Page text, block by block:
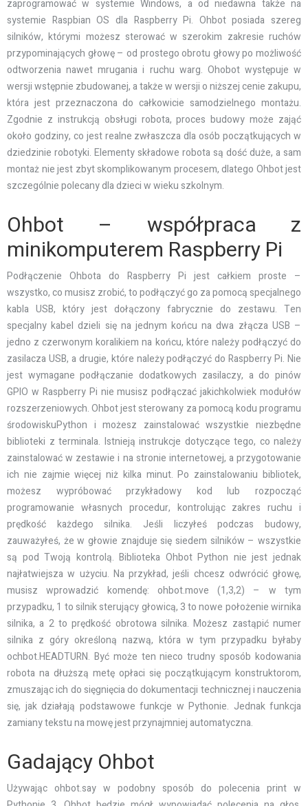
zaprogramować w systemie Windows, a od niedawna także na
systemie Raspbian OS dla Raspberry Pi. Ohbot posiada szereg
silników, którymi możesz sterować w szerokim zakresie ruchów
przypominających głowę – od prostego obrotu głowy po możliwość
odtworzenia nawet mrugania i ruchu warg. Ohobot występuje w
wersji wstępnie zbudowanej, a także w wersji o niższej cenie zakupu,
która jest przeznaczona do całkowicie samodzielnego montażu.
Zgodnie z instrukcją obsługi robota, proces​ ​budowy może zająć
około godziny, co jest realne zwłaszcza dla osób początkujących w
dziedzinie robotyki. Elementy składowe robota są dość duże, a sam
montaż nie jest zbyt skomplikowanym procesem, dlatego Ohbot jest
szczególnie polecany dla dzieci w wieku szkolnym.
Ohbot – współpraca z
minikomputerem Raspberry Pi
Podłączenie Ohbota do Raspberry Pi jest całkiem proste –
wszystko, co musisz zrobić, to podłączyć go za pomocą specjalnego
kabla USB, który jest dołączony fabrycznie do zestawu. Ten
specjalny kabel dzieli się na jednym końcu na dwa złącza USB –
jedno z czerwonym koralikiem na końcu, które należy podłączyć do
zasilacza USB, a drugie, które należy podłączyć do Raspberry Pi. Nie
jest wymagane podłączanie dodatkowych zasilaczy, a do pinów
GPIO w Raspberry Pi nie musisz podłączać jakichkolwiek modułów
rozszerzeniowych. Ohbot jest sterowany za pomocą kodu programu
środowiskuPython i możesz zainstalować wszystkie niezbędne
biblioteki z terminala. Istnieją instrukcje dotyczące tego, co należy
zainstalować w zestawie i na stronie internetowej, a przygotowanie
ich nie zajmie więcej niż kilka minut. Po zainstalowaniu bibliotek,
możesz wypróbować przykładowy kod lub rozpocząć
programowanie własnych procedur, kontrolując zakres ruchu i
prędkość każdego silnika. Jeśli liczyłeś podczas budowy,
zauważyłeś, że w głowie znajduje się siedem silników – wszystkie
są pod Twoją kontrolą. Biblioteka Ohbot Python nie jest jednak
najłatwiejsza w użyciu. Na przykład, jeśli chcesz odwrócić głowę,
musisz wprowadzić komendę: ohbot.move (1,3,2) – w tym
przypadku, 1 to silnik sterujący głowicą, 3 to nowe położenie wirnika
silnika, a 2 to prędkość obrotowa silnika. Możesz zastąpić numer
silnika z góry określoną nazwą, która w tym przypadku byłaby
ochbot.HEADTURN. Być może ten nieco trudny sposób kodowania
robota na dłuższą metę opłaci się początkującym konstruktorom,
zmuszając ich do sięgnięcia do dokumentacji technicznej i nauczenia
się, jak działają podstawowe funkcje w Pythonie. Jednak funkcja
zamiany tekstu na mowę jest przynajmniej automatyczna.
Gadający Ohbot
Używając ohbot.say w podobny sposób do polecenia print w